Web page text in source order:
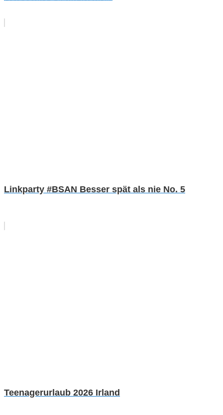
Linkparty #BSAN Besser spät als nie No. 5
Teenagerurlaub 2026 Irland